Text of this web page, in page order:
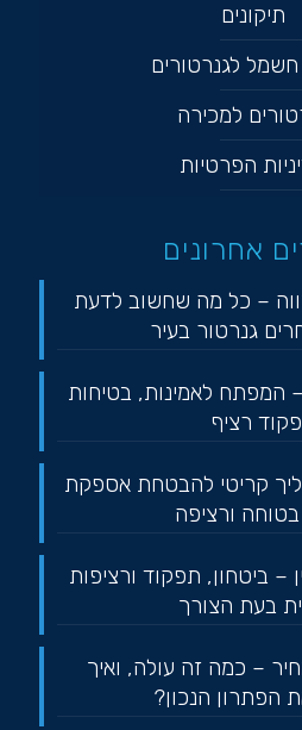
תיקונים
חשמל לגנרטורים
למכירה
הפרטיות
אחרונים
– כל מה שחשוב לדעת
גנרטור בעיר
המפתח לאמינות, בטיחות
רציף
קריטי להבטחת אספקת
ורציפה
– ביטחון, תפקוד ורציפות
בעת הצורך
– כמה זה עולה, ואיך
הפתרון הנכון?